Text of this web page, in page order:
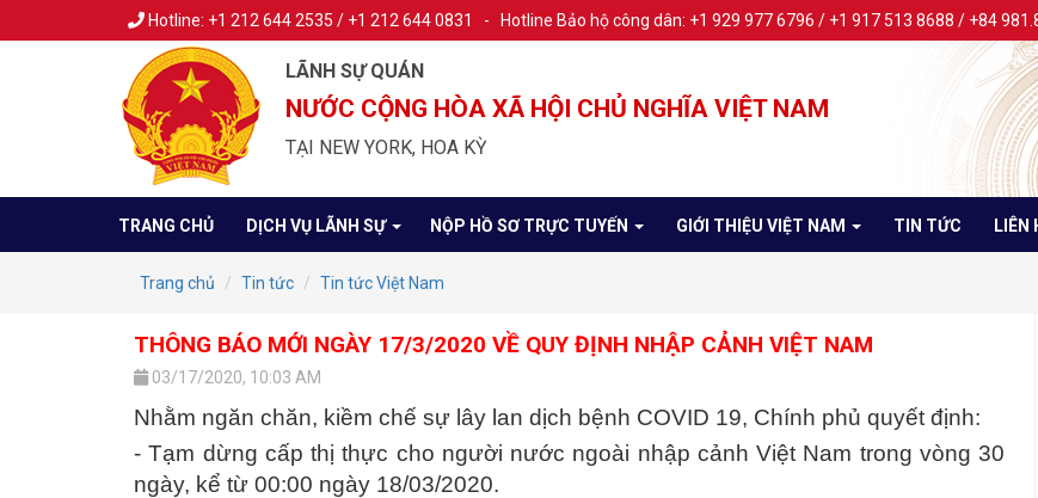
Hotline: +1 212 644 2535 / +1 212 644 0831 - Hotline Bảo hộ công dân: +1 929 977 6796 / +1 917 513 8688 / +84
LÃNH SỰ QUÁN
NƯỚC CỘNG HÒA XÃ HỘI CHỦ NGHĨA VIỆT NAM
TẠI NEW YORK, HOA KỲ
TRANG CHỦ DỊCH VỤ LÃNH SỰ NỘP HỒ SƠ TRỰC TUYẾN GIỚI THIỆU VIỆT NAM TIN TỨC LIÊN
Trang chủ Tin tức Tin tức Việt Nam
THÔNG BÁO MỚI NGÀY 17/3/2020 VỀ QUY ĐỊNH NHẬP CẢNH VIỆT NAM
03/17/2020, 10:03 AM
Nhằm ngăn chăn, kiềm chế sự lây lan dịch bệnh COVID 19, Chính phủ quyết định:
- Tạm dừng cấp thị thực cho người nước ngoài nhập cảnh Việt Nam trong vòng 30
ngày, kể từ 00:00 ngày 18/03/2020.